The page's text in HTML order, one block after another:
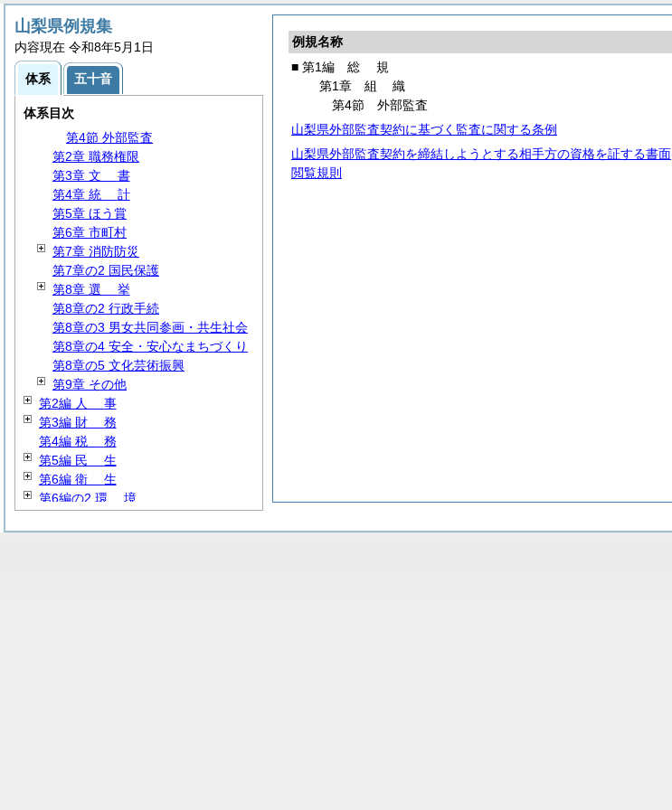
例規名称
■ 第1編 総 規
第1章 組織
第4節 外部監査
山梨県外部監査契約に基づく監査に関する条例
山梨県外部監査契約を締結しようとする相手方の資格を証する書面
閲覧規則
山梨県例規集
内容現在 令和8年5月1日
体系 五十音
体系目次
第1編総規
第1章組織
第1節議
第2節 知事部局
第3節 監査委員
第4節 外部監査
第2章 職務権限
第3章 文 書
第4章 統 計
第5章 ほう賞
第6章 市町村
第7章 消防防災
第7章の2 国民保護
第8章 選 挙
第8章の2 行政手続
第8章の3 男女共同参画・共生社会
第8章の4 安全・安心なまちづくり
第8章の5 文化芸術振興
第9章 その他
第2編 人 事
第3編 財 務
第4編 税 務
第5編 民 生
第6編 衛 生
第6編の2 環 境
第8編農務